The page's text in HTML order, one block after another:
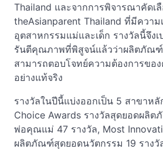
Thailand และจากการพิจารณาคัดเ
theAsianparent Thailand ที่มีควา
อุตสาหกรรมแม่และเด็ก รางวัลนี้จึงเ
รันตีคุณภาพที่พิสูจน์แล้วว่าผลิตภัณฑ์
สามารถตอบโจทย์ความต้องการขอ
อย่างแท้จริง
รางวัลในปีนี้แบ่งออกเป็น 5 สาขาหลั
Choice Awards รางวัลสุดยอดผลิ
พ่อคุณแม่ 47 รางวัล, Most
ผลิตภัณฑ์สุดยอดนวัตกรรม 19 รางวั